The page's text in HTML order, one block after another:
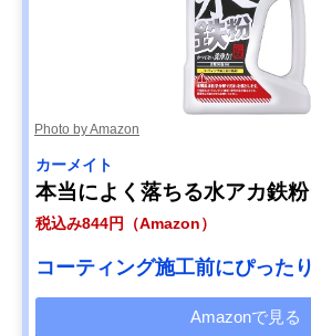
Photo by Amazon
カーメイト
本当によく落ちる水アカ鉄
税込み844円（Amazon）
コーティング施工前にぴったり
Amazonで見る